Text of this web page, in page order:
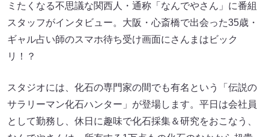
ミたくなる不思議な関西人・通称「なんでやさん」に番組
スタッフがインタビュー。大阪・心斎橋で出会った35歳・
ギャル占い師のスマホ待ち受け画面にさんまはビック
リ！？
スタジオには、化石の専門家の間でも有名という「伝説の
サラリーマン化石ハンター」が登場します。平日は会社員
として勤務し、休日に趣味で化石採集＆研究をおこなう、